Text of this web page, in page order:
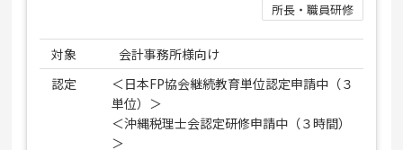
所長・職員研修
対象
会計事務所様向け
認定
＜日本FP協会継続教育単位認定申請中（３
単位）＞
＜沖縄税理士会認定研修申請中（３時間）
＞